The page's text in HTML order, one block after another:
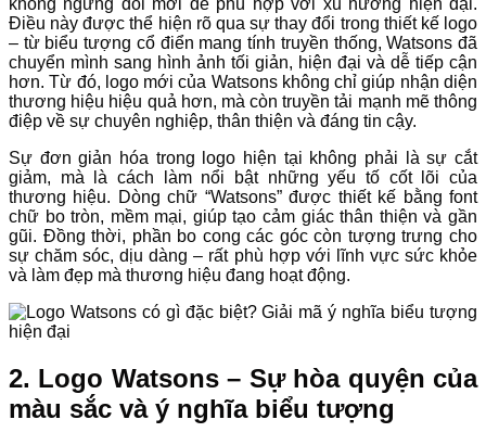
không ngừng đổi mới để phù hợp với xu hướng hiện đại.
Điều này được thể hiện rõ qua sự thay đổi trong thiết kế logo
– từ biểu tượng cổ điển mang tính truyền thống, Watsons đã
chuyển mình sang hình ảnh tối giản, hiện đại và dễ tiếp cận
hơn. Từ đó, logo mới của Watsons không chỉ giúp nhận diện
thương hiệu hiệu quả hơn, mà còn truyền tải mạnh mẽ thông
điệp về sự chuyên nghiệp, thân thiện và đáng tin cậy.
Sự đơn giản hóa trong logo hiện tại không phải là sự cắt
giảm, mà là cách làm nổi bật những yếu tố cốt lõi của
thương hiệu. Dòng chữ “Watsons” được thiết kế bằng font
chữ bo tròn, mềm mại, giúp tạo cảm giác thân thiện và gần
gũi. Đồng thời, phần bo cong các góc còn tượng trưng cho
sự chăm sóc, dịu dàng – rất phù hợp với lĩnh vực sức khỏe
và làm đẹp mà thương hiệu đang hoạt động.
2. Logo Watsons – Sự hòa quyện của
màu sắc và ý nghĩa biểu tượng